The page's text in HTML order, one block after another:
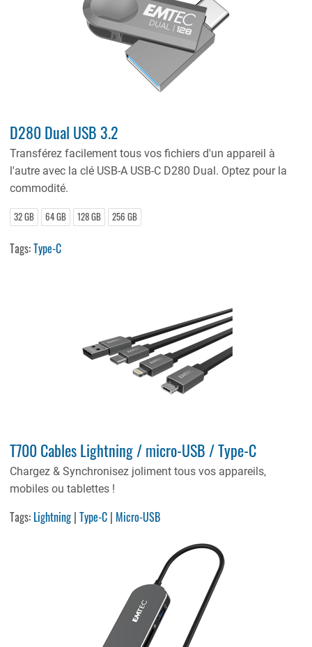
D280 Dual USB 3.2
Transférez facilement tous vos fichiers d'un appareil à
l'autre avec la clé USB-A USB-C D280 Dual. Optez pour la
commodité.
32 GB 64 GB 128 GB 256 GB
Tags:Type-C
T700 Cables Lightning / micro-USB / Type-C
Chargez & Synchronisez joliment tous vos appareils,
mobiles ou tablettes !
Tags: Lightning |Type-C | Micro-USB